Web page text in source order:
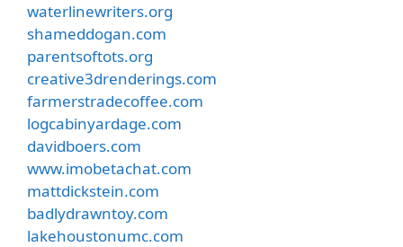
waterlinewriters.org
shameddogan.com
parentsoftots.org
creative3drenderings.com
farmerstradecoffee.com
logcabinyardage.com
davidboers.com
www.imobetachat.com
mattdickstein.com
badlydrawntoy.com
lakehoustonumc.com